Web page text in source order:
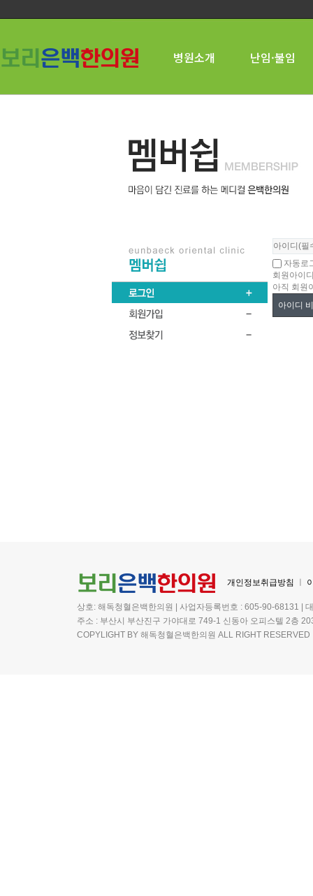
병원소개 난임·불임
자동로
회원아이
아직 회원
아이디
개인정보취급방침
상호: 해독청혈은백한의원 | 사업자등록번호 : 605-90-68131 |
주소 : 부산시 부산진구 가야대로 749-1 신동아 오피스텔 2층
COPYLIGHT BY 해독청혈은백한의원 ALL RIGHT RESERVED